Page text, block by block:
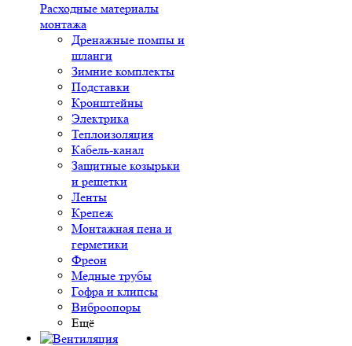
Расходные материалы
монтажа
Дренажные помпы и
шланги
Зимние комплекты
Подставки
Кронштейны
Электрика
Теплоизоляция
Кабель-канал
Защитные козырьки
и решетки
Ленты
Крепеж
Монтажная пена и
герметики
Фреон
Медные трубы
Гофра и клипсы
Виброопоры
Ещё